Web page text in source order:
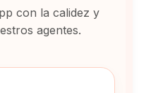
con la calidez y
agentes.